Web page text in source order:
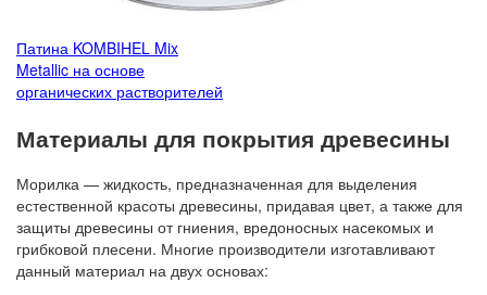
Патина KOMBIHEL Mix
Metallic на основе
органических растворителей
Материалы для покрытия древесины
Морилка — жидкость, предназначенная для выделения
естественной красоты древесины, придавая цвет, а также для
защиты древесины от гниения, вредоносных насекомых и
грибковой плесени. Многие производители изготавливают
данный материал на двух основах: